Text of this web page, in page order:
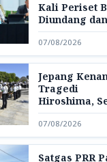
Kali Periset
Diundang dan
Pamerkan
Riset di Istana
07/08/2026
Jepang
Tragedi
Hiroshima,
Dunia Bebas
Senjata Nuklir
Menggema
07/08/2026
Satgas PRR